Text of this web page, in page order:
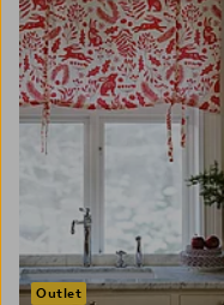
Outlet
100120140